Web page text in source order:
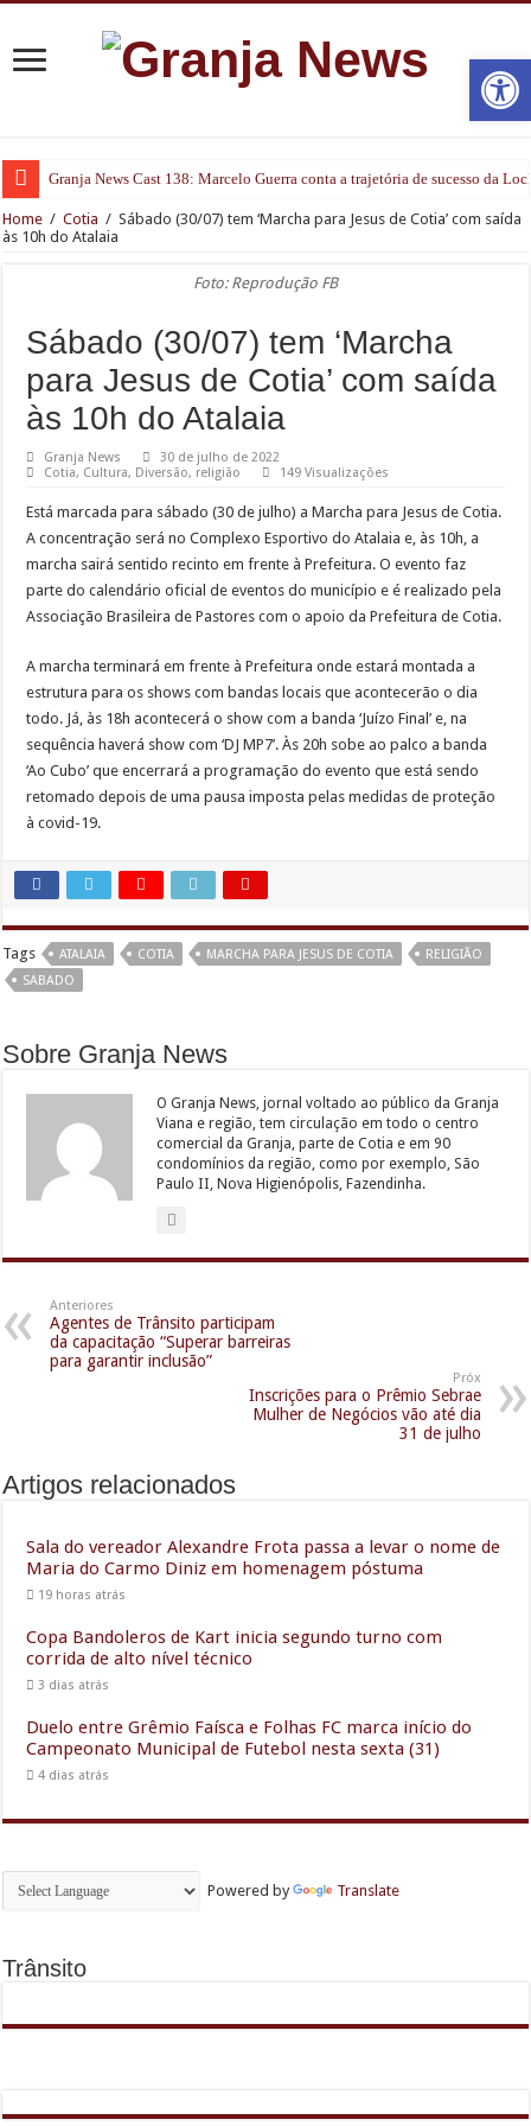
Granja News Cast 138: Marcelo Guerra conta a trajetória de sucesso da
Home / Cotia / Sábado (30/07) tem ‘Marcha para Jesus de Cotia’ com saída
às 10h do Atalaia
Foto: Reprodução FB
Sábado (30/07) tem ‘Marcha
para Jesus de Cotia’ com saída
às 10h do Atalaia
Granja News
30 de julho de 2022
Cotia, Cultura, Diversão, religião 149 Visualizações
Está marcada para sábado (30 de julho) a Marcha para Jesus de Cotia.
A concentração será no Complexo Esportivo do Atalaia e, às 10h, a
marcha sairá sentido recinto em frente à Prefeitura. O evento faz
parte do calendário oficial de eventos do município e é realizado pela
Associação Brasileira de Pastores com o apoio da Prefeitura de Cotia.
A marcha terminará em frente à Prefeitura onde estará montada a
estrutura para os shows com bandas locais que acontecerão o dia
todo. Já, às 18h acontecerá o show com a banda ‘Juízo Final’ e, na
sequência haverá show com ‘DJ MP7’. Às 20h sobe ao palco a banda
‘Ao Cubo’ que encerrará a programação do evento que está sendo
retomado depois de uma pausa imposta pelas medidas de proteção
à covid-19.
Tags ATALAIA COTIA MARCHA PARA JESUS DE COTIA
RELIGIÃO
SABADO
Sobre Granja News
O Granja News, jornal voltado ao público da Granja
Viana e região, tem circulação em todo o centro
comercial da Granja, parte de Cotia e em 90
condomínios da região, como por exemplo, São
Paulo II, Nova Higienópolis, Fazendinha.
Anteriores
Agentes de Trânsito participam
da capacitação “Superar barreiras
para garantir inclusão”
Próx
Inscrições para o Prêmio Sebrae
Mulher de Negócios vão até dia
31 de julho
Artigos relacionados
Sala do vereador Alexandre Frota passa a levar o nome de
Maria do Carmo Diniz em homenagem póstuma
19 horas atrás
Copa Bandoleros de Kart inicia segundo turno com
corrida de alto nível técnico
3 dias atrás
Duelo entre Grêmio Faísca e Folhas FC marca início do
Campeonato Municipal de Futebol nesta sexta (31)
4 dias atrás
Powered by Translate
Trânsito